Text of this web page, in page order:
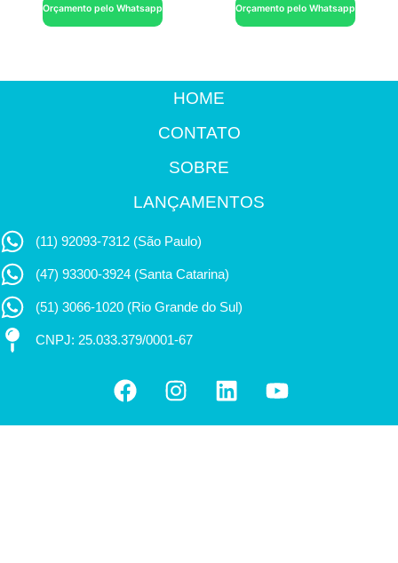
Orçamento pelo Whatsapp Orçamento pelo Whatsapp
HOME
CONTATO
SOBRE
LANÇAMENTOS
(11) 92093-7312 (São Paulo)
(47) 93300-3924 (Santa Catarina)
(51) 3066-1020 (Rio Grande do Sul)
CNPJ: 25.033.379/0001-67